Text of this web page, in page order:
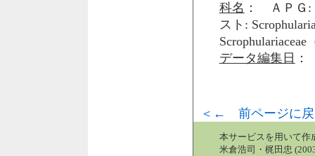
科名 ： ＡＰＧ:
スト:
データ編集日
＜← 前ページに戻
本サービスを用いて作
米倉浩司・梶田忠